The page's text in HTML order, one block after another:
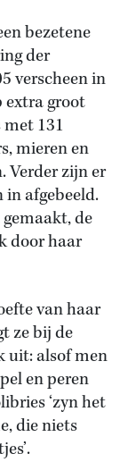
bezetene
der
verscheen in
extra groot
131
mieren en
Verder zijn er
afgebeeld.
de
door haar
van haar
ze bij de
uit: alsof men
en peren
‘zyn het
die niets